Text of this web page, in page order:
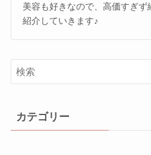
美容も好きなので、高価すぎず
紹介していきます♪
カテゴリー